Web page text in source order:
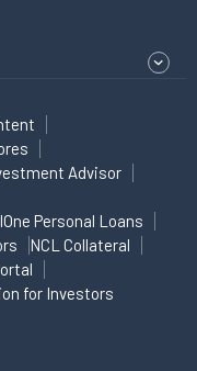
Advisor
Personal Loans
NCL Collateral
for Investors